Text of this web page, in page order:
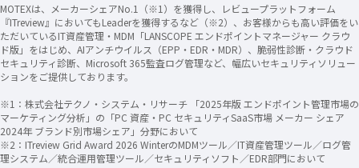
MOTEXは、メーカーシェアNo.1（※1）を獲得し、レビュープラットフォーム
『ITreview』においてもLeaderを獲得するなど（※2）、お客様からも高い評価をい
ただいているIT資産管理・MDM「LANSCOPE エンドポイントマネージャー クラウ
ド版」をはじめ、AIアンチウイルス（EPP・EDR・MDR）、脆弱性診断・クラウド
セキュリティ診断、Microsoft 365監査ログ管理など、幅広いセキュリティソリュー
ションをご提供しております。
※1：株式会社テクノ・システム・リサーチ 「2025年版 エンドポイント管理市場の
マーケティング分析」の「PC 資産・PC セキュリティSaaS市場 メーカー シェア
2024年 ブランド別市場シェア」分野において
※2：ITreview Grid Award 2026 WinterのMDMツール／IT資産管理ツール／ログ管
理システム／統合運用管理ツール／セキュリティソフト／EDR部門において